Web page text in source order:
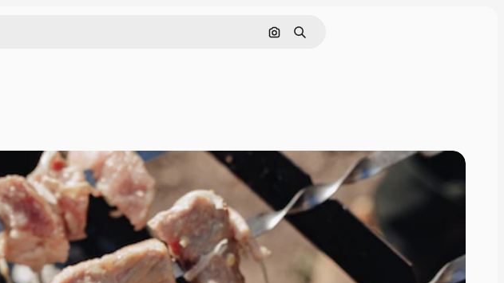
Nach Bild suchen
Suchen